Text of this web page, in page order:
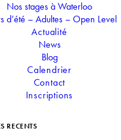
Nos stages à Waterloo
d’été – Adultes – Open Level
Actualité
News
Blog
Calendrier
Contact
Inscriptions
EVENTS
RÉCENTS